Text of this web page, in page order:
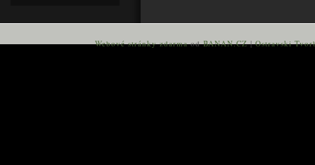
Webové stránky zdarmaodBANAN.CZ|Ostravski